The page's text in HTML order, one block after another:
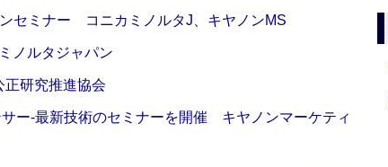
セミナー コニカミノルタJ、キヤノンMS
ノルタジャパン
研究推進協会
ー‐最新技術のセミナーを開催 キヤノンマーケティ